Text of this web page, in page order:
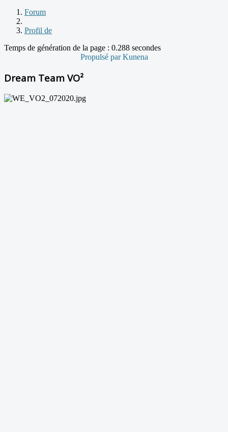
Forum
Profil de
Temps de génération de la page : 0.288 secondes
Propulsé parKunena
Dream Team VO²